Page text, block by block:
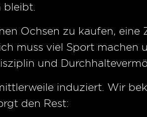
bleibt.
Ochsen zu kaufen,
muss viel Sport machen
und
induziert. Wir
den Rest: